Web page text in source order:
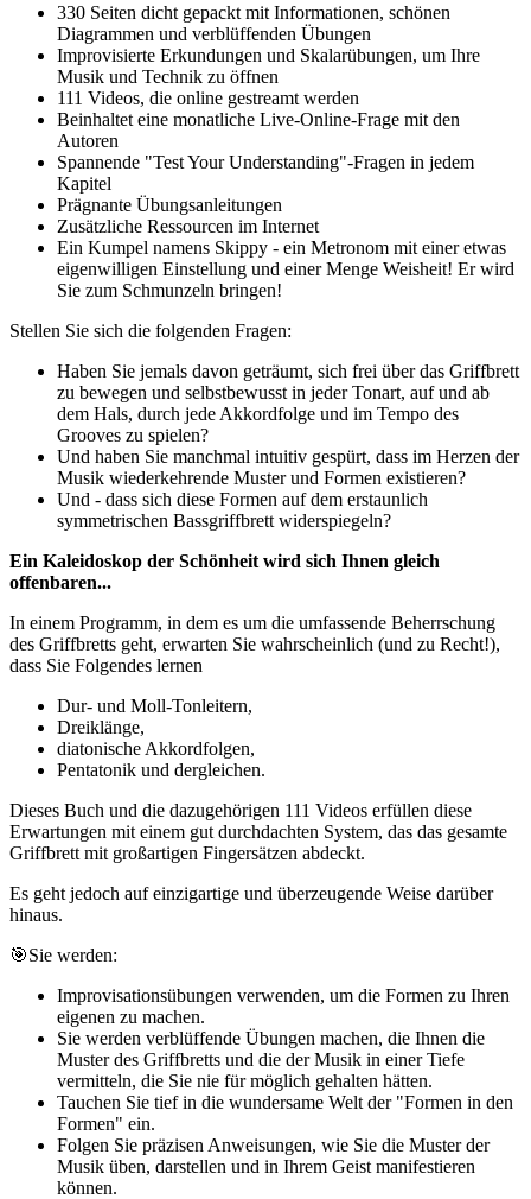
330 Seiten dicht gepackt mit Informationen, schönen
Diagrammen und verblüffenden Übungen
Improvisierte Erkundungen und Skalarübungen, um Ihre
Musik und Technik zu öffnen
111 Videos, die online gestreamt werden
Beinhaltet eine monatliche Live-Online-Frage mit den
Autoren
Spannende "Test Your Understanding"-Fragen in jedem
Kapitel
Prägnante Übungsanleitungen
Zusätzliche Ressourcen im Internet
Ein Kumpel namens Skippy - ein Metronom mit einer etwas
eigenwilligen Einstellung und einer Menge Weisheit! Er wird
Sie zum Schmunzeln bringen!
Stellen Sie sich die folgenden Fragen:
Haben Sie jemals davon geträumt, sich frei über das Griffbrett
zu bewegen und selbstbewusst in jeder Tonart, auf und ab
dem Hals, durch jede Akkordfolge und im Tempo des
Grooves zu spielen?
Und haben Sie manchmal intuitiv gespürt, dass im Herzen der
Musik wiederkehrende Muster und Formen existieren?
Und - dass sich diese Formen auf dem erstaunlich
symmetrischen Bassgriffbrett widerspiegeln?
Ein Kaleidoskop der Schönheit wird sich Ihnen gleich
offenbaren...
In einem Programm, in dem es um die umfassende Beherrschung
des Griffbretts geht, erwarten Sie wahrscheinlich (und zu Recht!),
dass Sie Folgendes lernen
Dur- und Moll-Tonleitern,
Dreiklänge,
diatonische Akkordfolgen,
Pentatonik und dergleichen.
Dieses Buch und die dazugehörigen 111 Videos erfüllen diese
Erwartungen mit einem gut durchdachten System, das das gesamte
Griffbrett mit großartigen Fingersätzen abdeckt.
Es geht jedoch auf einzigartige und überzeugende Weise darüber
hinaus.
🎯Sie werden:
Improvisationsübungen verwenden, um die Formen zu Ihren
eigenen zu machen.
Sie werden verblüffende Übungen machen, die Ihnen die
Muster des Griffbretts und die der Musik in einer Tiefe
vermitteln, die Sie nie für möglich gehalten hätten.
Tauchen Sie tief in die wundersame Welt der "Formen in den
Formen" ein.
Folgen Sie präzisen Anweisungen, wie Sie die Muster der
Musik üben, darstellen und in Ihrem Geist manifestieren
können.